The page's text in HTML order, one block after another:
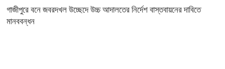
গাজীপুরে বনে জবরদখল উচ্ছেদে উচ্চ আদালতের নির্দেশ বাস্তবায়নের দাবিতে
মানববন্ধন